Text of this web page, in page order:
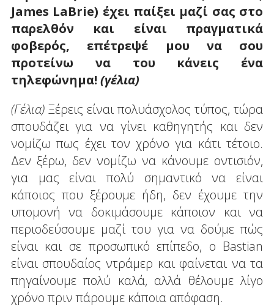
James LaBrie) έχει παίξει μαζί σας στο
παρελθόν και είναι πραγματικά
φοβερός, επέτρεψέ μου να σου
προτείνω να του κάνεις ένα
τηλεφώνημα! (γέλια)
(Γέλια)Ξέρεις είναι πολυάσχολος τύπος, τώρα
σπουδάζει για να γίνει καθηγητής και δεν
νομίζω πως έχει τον χρόνο για κάτι τέτοιο.
Δεν ξέρω, δεν νομίζω να κάνουμε οντισιόν,
για μας είναι πολύ σημαντικό να είναι
κάποιος που ξέρουμε ήδη, δεν έχουμε την
υπομονή να δοκιμάσουμε κάποιον και να
περιοδεύσουμε μαζί του για να δούμε πώς
είναι και σε προσωπικό επίπεδο, ο Bastian
είναι σπουδαίος ντράμερ και φαίνεται να τα
πηγαίνουμε πολύ καλά, αλλά θέλουμε λίγο
χρόνο πριν πάρουμε κάποια απόφαση.